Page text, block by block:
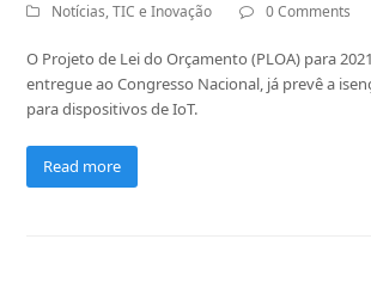
Notícias,TIC e Inovação 0 Comments
O Projeto de Lei do Orçamento (PLOA) para
entregue ao Congresso Nacional, já prevê a
para dispositivos de IoT.
Read more